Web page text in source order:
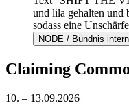
NODE / Bündnis
Claiming
10. – 13.09.2026